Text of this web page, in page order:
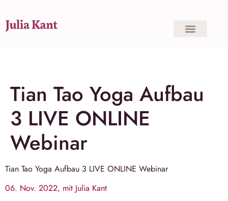
Tian Tao Yoga Aufbau
3 LIVE ONLINE
Webinar
Tian Tao Yoga Aufbau 3 LIVE ONLINE Webinar
06. Nov. 2022, mit Julia Kant